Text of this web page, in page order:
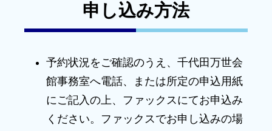
申し込み方法
予約状況をご確認のうえ、千代田万世会
館事務室へ電話、または所定の申込用紙
にご記入の上、ファックスにてお申込み
ください。ファックスでお申し込みの場